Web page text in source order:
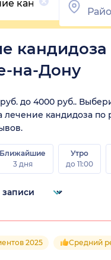
кандидоза
на-Дону
до 4000 руб..
лечение кандидоза по
Ближайшие
3 дня
Утро
до 11:00
2025 Средний